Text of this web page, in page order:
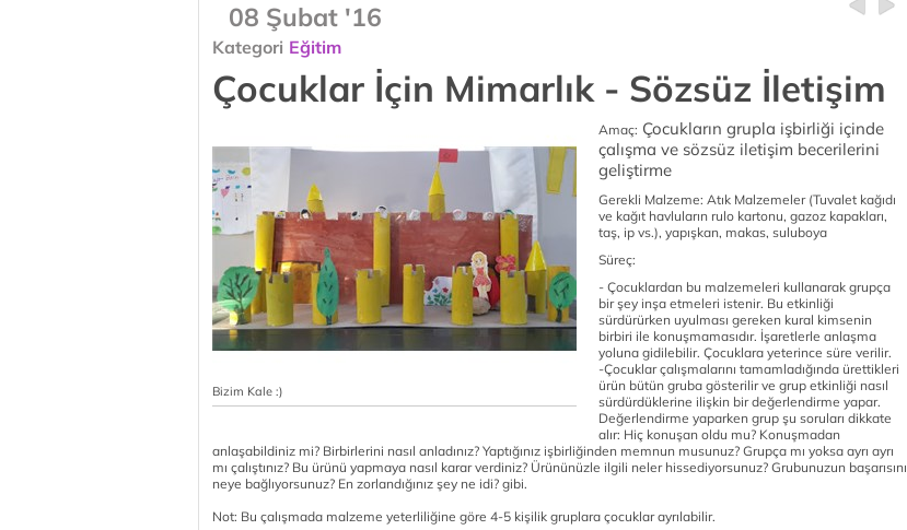
08 Şubat '16
Kategori Eğitim
Çocuklar İçin Mimarlık - Sözsüz İletişim
Bizim Kale :)
Amaç: Çocukların grupla işbirliği içinde
çalışma ve sözsüz iletişim becerilerini
geliştirme
Gerekli Malzeme: Atık Malzemeler (Tuvalet kağıdı
ve kağıt havluların rulo kartonu, gazoz kapakları,
taş, ip vs.), yapışkan, makas, suluboya
Süreç:
- Çocuklardan bu malzemeleri kullanarak grupça
bir şey inşa etmeleri istenir. Bu etkinliği
sürdürürken uyulması gereken kural kimsenin
birbiri ile konuşmamasıdır. İşaretlerle anlaşma
yoluna gidilebilir. Çocuklara yeterince süre verilir.
-Çocuklar çalışmalarını tamamladığında ürettikleri
ürün bütün gruba gösterilir ve grup etkinliği nasıl
sürdürdüklerine ilişkin bir değerlendirme yapar.
Değerlendirme yaparken grup şu soruları dikkate
alır: Hiç konuşan oldu mu? Konuşmadan
anlaşabildiniz mi? Birbirlerini nasıl anladınız? Yaptığınız işbirliğinden memnun musunuz? Grupça mı yoksa ayrı ayrı
mı çalıştınız? Bu ürünü yapmaya nasıl karar verdiniz? Ürününüzle ilgili neler hissediyorsunuz? Grubunuzun başarısını
neye bağlıyorsunuz? En zorlandığınız şey ne idi? gibi.
Not: Bu çalışmada malzeme yeterliliğine göre 4-5 kişilik gruplara çocuklar ayrılabilir.